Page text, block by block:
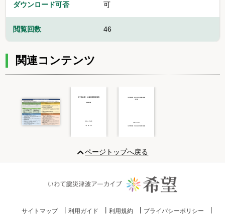
ダウンロード可否 可
閲覧回数 46
関連コンテンツ
3
ページトップへ戻る
サイトマップ 利用ガイド 利用規約 プライバシーポリシー